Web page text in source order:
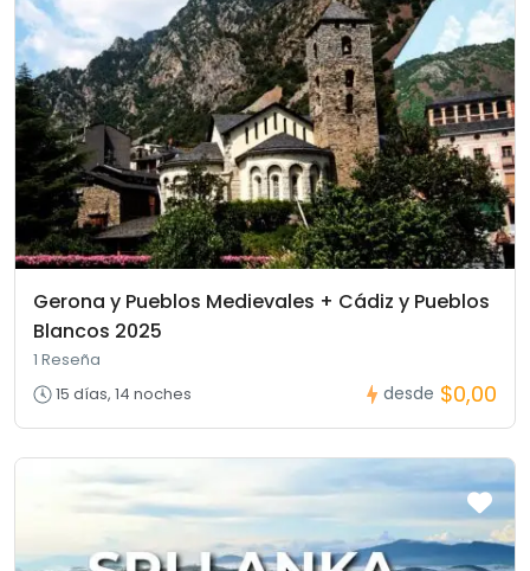
Gerona y Pueblos Medievales + Cádiz y Pueblos
Blancos 2025
1 Reseña
15 días, 14 noches
desde $0,00